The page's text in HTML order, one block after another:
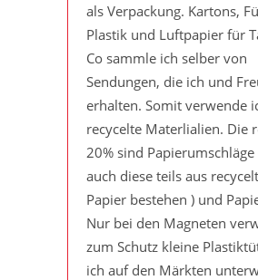
als Verpackung. Kartons,
Plastik und Luftpapier für
Co sammle ich selber von
Sendungen, die ich und
erhalten. Somit verwende
recycelte Materlialien. Die
20% sind
auch diese teils aus
Papier bestehen ) und
Nur bei den Magneten
zum Schutz kleine
ich auf den Märkten